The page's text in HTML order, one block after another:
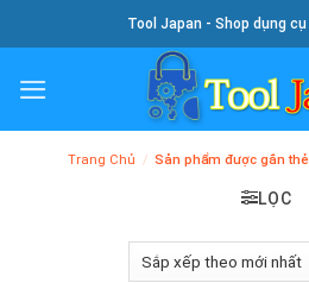
To
Content
Tool Japan - Shop dụng
Trang Chủ / Sản phẩm được gắn
LỌC